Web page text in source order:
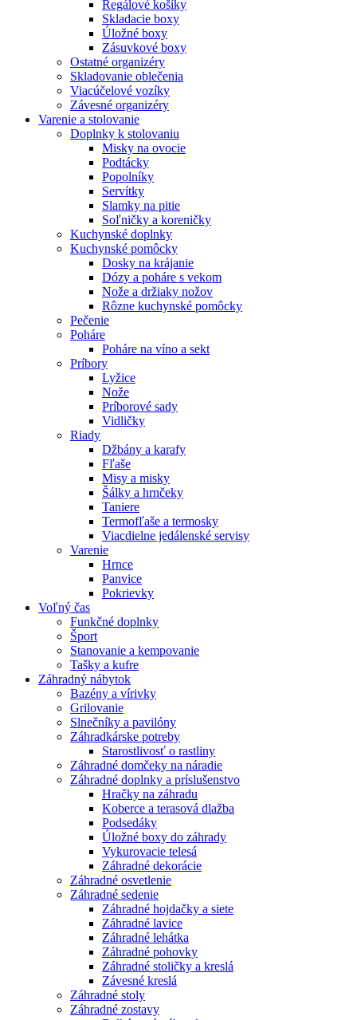
Regálové košíky
Skladacie boxy
Úložné boxy
Zásuvkové boxy
Ostatné organizéry
Skladovanie oblečenia
Viacúčelové vozíky
Závesné organizéry
Varenie a stolovanie
Doplnky k stolovaniu
Misky na ovocie
Podtácky
Popolníky
Servítky
Slamky na pitie
Soľničky a koreničky
Kuchynské doplnky
Kuchynské pomôcky
Dosky na krájanie
Dózy a poháre s vekom
Nože a držiaky nožov
Rôzne kuchynské pomôcky
Pečenie
Poháre
Poháre na víno a sekt
Príbory
Lyžice
Nože
Príborové sady
Vidličky
Riady
Džbány a karafy
Fľaše
Misy a misky
Šálky a hrnčeky
Taniere
Termofľaše a termosky
Viacdielne jedálenské servisy
Varenie
Hrnce
Panvice
Pokrievky
Voľný čas
Funkčné doplnky
Šport
Stanovanie a kempovanie
Tašky a kufre
Záhradný nábytok
Bazény a vírivky
Grilovanie
Slnečníky a pavilóny
Záhradkárske potreby
Starostlivosť o rastliny
Záhradné domčeky na náradie
Záhradné doplnky a príslušenstvo
Hračky na záhradu
Koberce a terasová dlažba
Podsedáky
Úložné boxy do záhrady
Vykurovacie telesá
Záhradné dekorácie
Záhradné osvetlenie
Záhradné sedenie
Záhradné hojdačky a siete
Záhradné lavice
Záhradné lehátka
Záhradné pohovky
Záhradné stoličky a kreslá
Závesné kreslá
Záhradné stoly
Záhradné zostavy